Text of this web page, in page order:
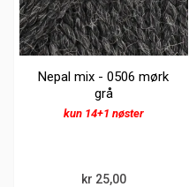
Nepal mix - 0506 mørk
grå
kun 14+1 nøster
kr 25,00